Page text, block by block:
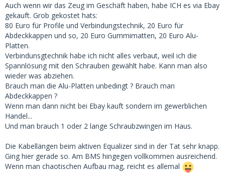
Auch wenn wir das Zeug im Geschäft haben, habe ICH es via Ebay
gekauft. Grob gekostet hats:
80 Euro für Profile und Verbindungstechnik, 20 Euro für
Abdeckkappen und so, 20 Euro Gummimatten, 20 Euro Alu-
Platten.
Verbindunsgtechnik habe ich nicht alles verbaut, weil ich die
Spannlösung mit den Schrauben gewählt habe. Kann man also
wieder was abziehen.
Brauch man die Alu-Platten unbedingt ? Brauch man
Abdeckkappen ?
Wenn man dann nicht bei Ebay kauft sondern im gewerblichen
Handel...
Und man brauch 1 oder 2 lange Schraubzwingen im Haus.
Die Kabellängen beim aktiven Equalizer sind in der Tat sehr knapp.
Ging hier gerade so. Am BMS hingegen vollkommen ausreichend.
Wenn man chaotischen Aufbau mag, reicht es allemal